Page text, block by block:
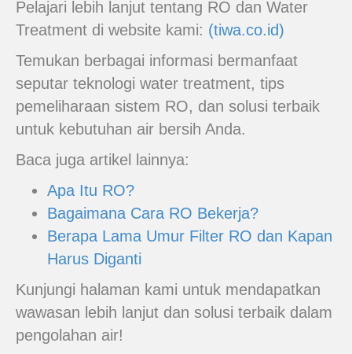
Pelajari lebih lanjut tentang RO dan Water
Treatment di website kami: (tiwa.co.id)
Temukan berbagai informasi bermanfaat
seputar teknologi water treatment, tips
pemeliharaan sistem RO, dan solusi terbaik
untuk kebutuhan air bersih Anda.
Baca juga artikel lainnya:
Apa Itu RO?
Bagaimana Cara RO Bekerja?
Berapa Lama Umur Filter RO dan Kapan
Harus Diganti
Kunjungi halaman kami untuk mendapatkan
wawasan lebih lanjut dan solusi terbaik dalam
pengolahan air!